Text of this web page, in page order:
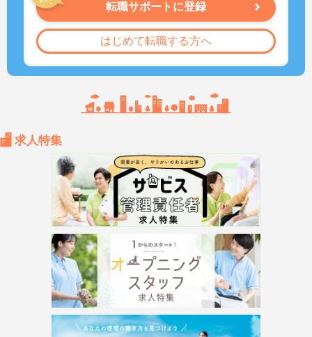
転職サポートに登録
はじめて転職する方へ
求人特集